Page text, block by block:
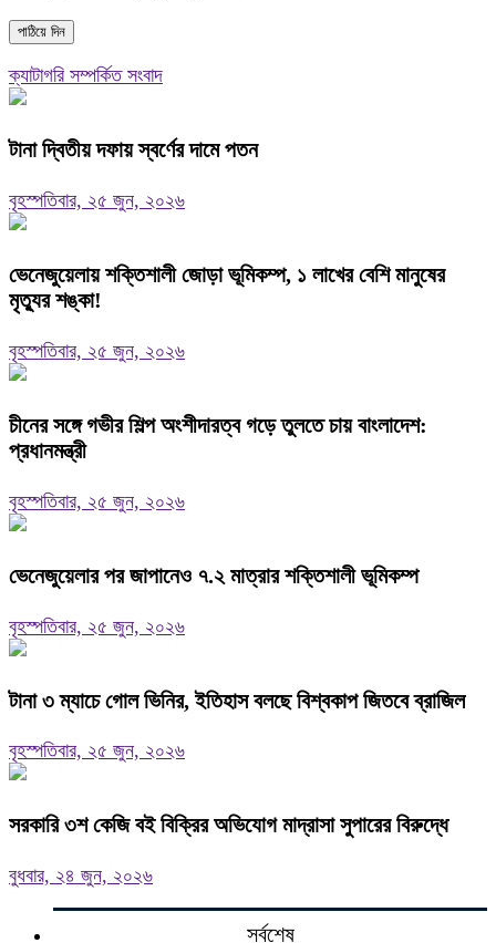
ক্যাটাগরি সম্পর্কিত সংবাদ
টানা দ্বিতীয় দফায় স্বর্ণের দামে পতন
বৃহস্পতিবার, ২৫ জুন, ২০২৬
ভেনেজুয়েলায় শক্তিশালী জোড়া ভূমিকম্প, ১ লাখের বেশি মানুষের
মৃত্যুর শঙ্কা!
বৃহস্পতিবার, ২৫ জুন, ২০২৬
চীনের সঙ্গে গভীর শিল্প অংশীদারত্ব গড়ে তুলতে চায় বাংলাদেশ:
প্রধানমন্ত্রী
বৃহস্পতিবার, ২৫ জুন, ২০২৬
ভেনেজুয়েলার পর জাপানেও ৭.২ মাত্রার শক্তিশালী ভূমিকম্প
বৃহস্পতিবার, ২৫ জুন, ২০২৬
টানা ৩ ম্যাচে গোল ভিনির, ইতিহাস বলছে বিশ্বকাপ জিতবে ব্রাজিল
বৃহস্পতিবার, ২৫ জুন, ২০২৬
সরকারি ৩শ কেজি বই বিক্রির অভিযোগ মাদ্রাসা সুপারের বিরুদ্ধে
বুধবার, ২৪ জুন, ২০২৬
সর্বশেষ